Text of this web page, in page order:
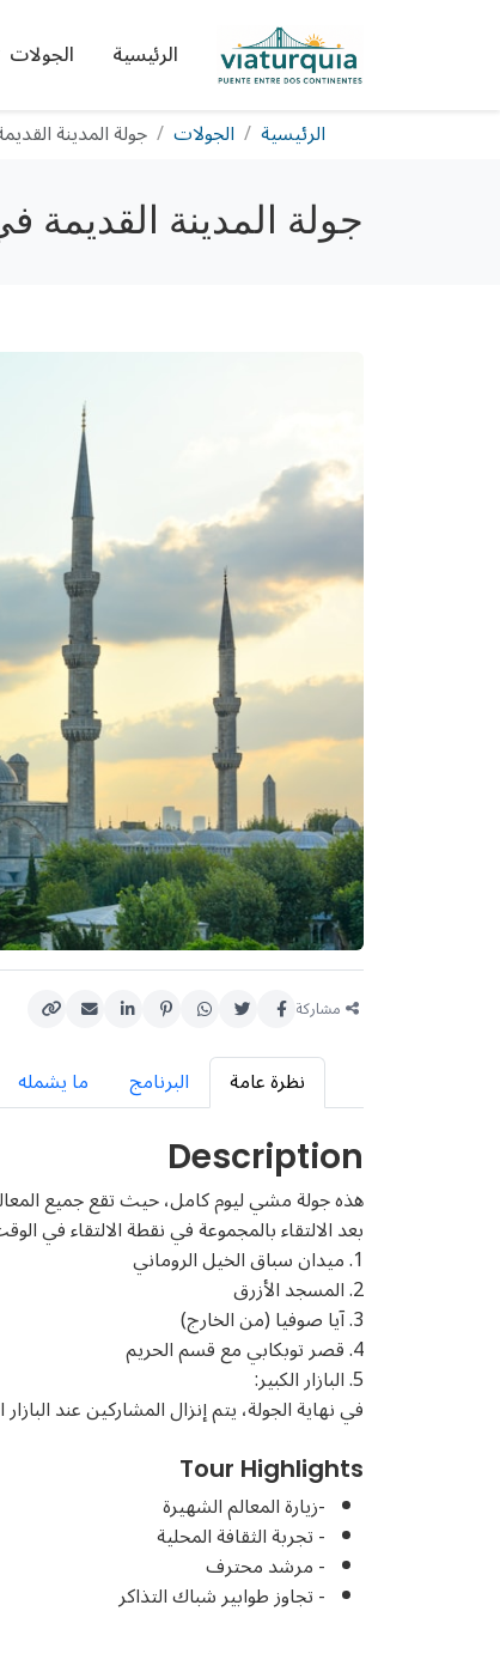
الرئيسية الجولات
الرئيسية الجولات جولة المدينة
جولة المدينة
مشاركة
نظرة عامة البرنامج ما يشمله
Description
هذه جولة مشي ليوم كامل، حيث تقع جميع
بعد الالتقاء بالمجموعة في نقطة الالتقاء في
1. ميدان سباق الخيل الروماني
2. المسجد الأزرق
3. آيا صوفيا (من الخارج)
4. قصر توبكابي مع قسم الحريم
5. البازار الكبير:
في نهاية الجولة، يتم إنزال المشاركين عند
Tour Highlights
-زيارة المعالم الشهيرة
- تجربة الثقافة المحلية
- مرشد محترف
- تجاوز طوابير شباك التذاكر